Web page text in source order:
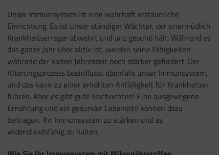
Unser Immunsystem ist eine wahrhaft erstaunliche
Einrichtung. Es ist unser ständiger Wächter, der unermüdlich
Krankheitserreger abwehrt und uns gesund hält. Während es
das ganze Jahr über aktiv ist, werden seine Fähigkeiten
während der kalten Jahreszeit noch stärker gefordert. Der
Alterungsprozess beeinflusst ebenfalls unser Immunsystem,
und das kann zu einer erhöhten Anfälligkeit für Krankheiten
führen. Aber es gibt gute Nachrichten! Eine ausgewogene
Ernährung und ein gesunder Lebensstil können dazu
beitragen, Ihr Immunsystem zu stärken und es
widerstandsfähig zu halten.